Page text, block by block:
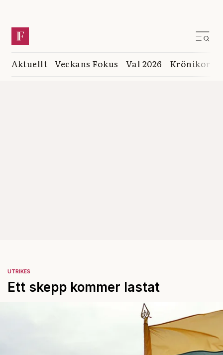
Aktuellt Veckans Fokus Val 2026 Krönikor
UTRIKES
Ett skepp ­kommer lastat